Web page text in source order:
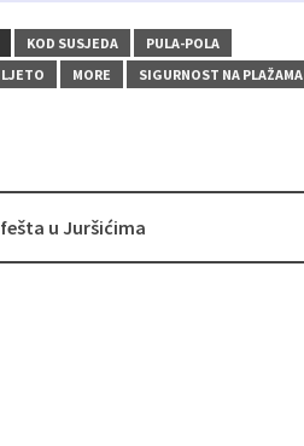
KOD SUSJEDA
PULA-POLA
LJETO MORE SIGURNOST NA PLAŽAMA
u Juršićima